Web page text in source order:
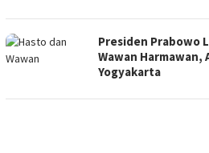
Presiden Prabowo
Wawan Harmawan,
Yogyakarta